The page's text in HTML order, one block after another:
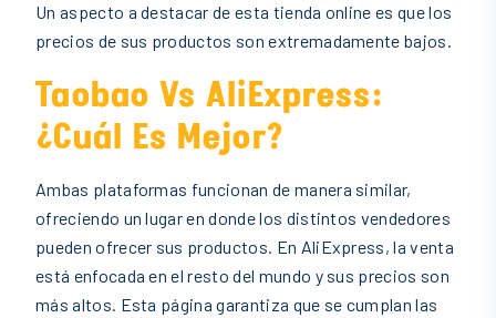
Un aspecto a destacar de esta tienda online es que los
precios de sus productos son extremadamente bajos.
Taobao Vs AliExpress:
¿cuál Es Mejor?
Ambas plataformas funcionan de manera similar,
ofreciendo un lugar en donde los distintos vendedores
pueden ofrecer sus productos. En AliExpress, la venta
está enfocada en el resto del mundo y sus precios son
más altos. Esta página garantiza que se cumplan las